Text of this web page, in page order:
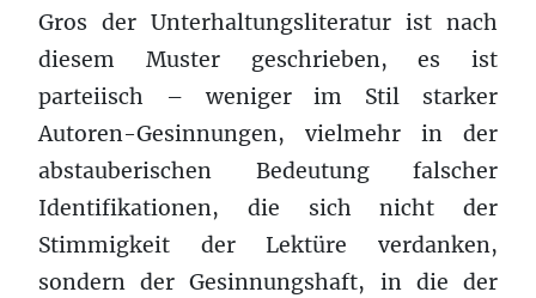
Gros der Unterhaltungsliteratur ist nach
diesem Muster geschrieben, es ist
parteiisch – weniger im Stil starker
Autoren-Gesinnungen, vielmehr in der
abstauberischen Bedeutung falscher
Identifikationen, die sich nicht der
Stimmigkeit der Lektüre verdanken,
sondern der Gesinnungshaft, in die der